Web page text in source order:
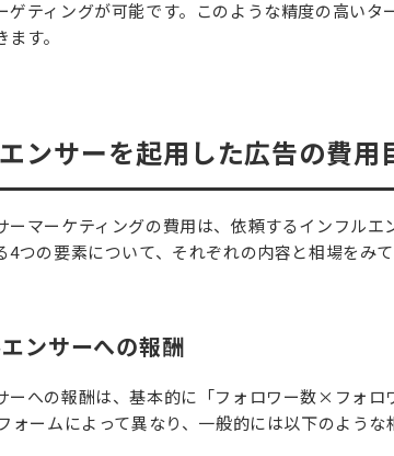
ゲティングが可能です。このような精度の高い
す。
ンサーを起用した広告の費用
ーマーケティングの費用は、依頼するインフル
4つの要素について、それぞれの内容と相場をみて
ンサーへの報酬
ーへの報酬は、基本的に「フォロワー数×フォロ
ォームによって異なり、一般的には以下のような